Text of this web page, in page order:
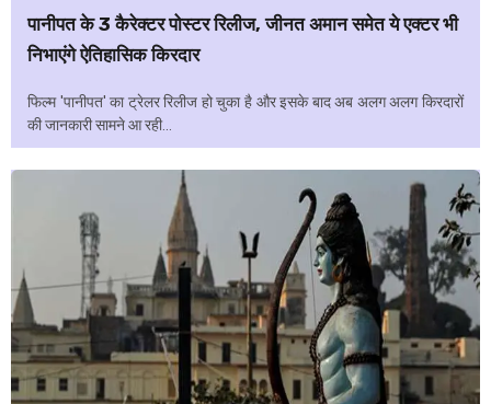
पानीपत के 3 कैरेक्टर पोस्टर रिलीज, जीनत अमान समेत ये एक्टर भी
निभाएंगे ऐतिहासिक किरदार
फिल्म 'पानीपत' का ट्रेलर रिलीज हो चुका है और इसके बाद अब अलग अलग किरदारों
की जानकारी सामने आ रही...